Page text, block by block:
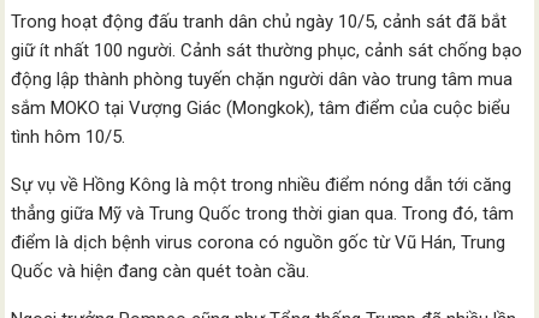
Trong hoạt động đấu tranh dân chủ ngày 10/5, cảnh sát đã bắt
giữ ít nhất 100 người. Cảnh sát thường phục, cảnh sát chống bạo
động lập thành phòng tuyến chặn người dân vào trung tâm mua
sắm MOKO tại Vượng Giác (Mongkok), tâm điểm của cuộc biểu
tình hôm 10/5.
Sự vụ về Hồng Kông là một trong nhiều điểm nóng dẫn tới căng
thẳng giữa Mỹ và Trung Quốc trong thời gian qua. Trong đó, tâm
điểm là dịch bệnh virus corona có nguồn gốc từ Vũ Hán, Trung
Quốc và hiện đang càn quét toàn cầu.